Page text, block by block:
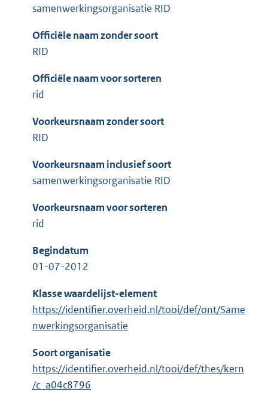
samenwerkingsorganisatie RID
Officiële naam zonder soort
RID
Officiële naam voor sorteren
rid
Voorkeursnaam zonder soort
RID
Voorkeursnaam inclusief soort
samenwerkingsorganisatie RID
Voorkeursnaam voor sorteren
rid
Begindatum
01-07-2012
Klasse waardelijst-element
https://identifier.overheid.nl/tooi/def/ont/Same
nwerkingsorganisatie
Soort organisatie
https://identifier.overheid.nl/tooi/def/thes/kern
/c_a04c8796